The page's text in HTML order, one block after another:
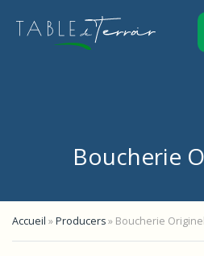
Boucherie
Accueil »Producers» Boucherie